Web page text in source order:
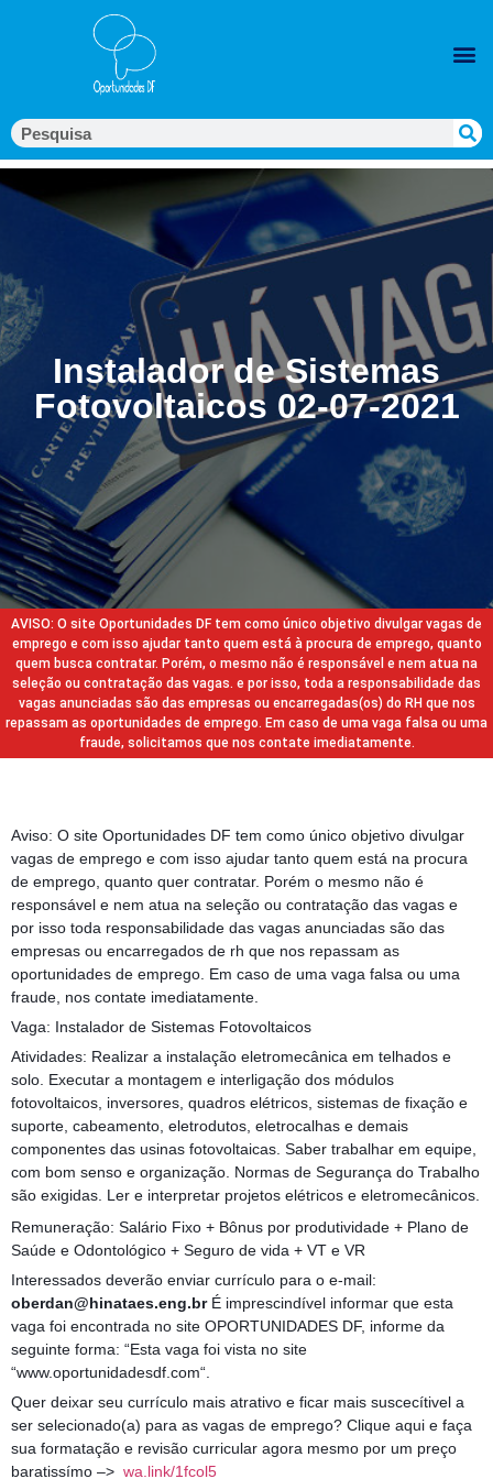
Instalador de Sistemas
Fotovoltaicos 02-07-2021
AVISO: O site Oportunidades DF tem como único objetivo divulgar vagas de
emprego e com isso ajudar tanto quem está à procura de emprego, quanto
quem busca contratar. Porém, o mesmo não é responsável e nem atua na
seleção ou contratação das vagas. e por isso, toda a responsabilidade das
vagas anunciadas são das empresas ou encarregadas(os) do RH que nos
repassam as oportunidades de emprego. Em caso de uma vaga falsa ou uma
fraude, solicitamos que nos contate imediatamente.
Aviso: O site Oportunidades DF tem como único objetivo divulgar
vagas de emprego e com isso ajudar tanto quem está na procura
de emprego, quanto quer contratar. Porém o mesmo não é
responsável e nem atua na seleção ou contratação das vagas e
por isso toda responsabilidade das vagas anunciadas são das
empresas ou encarregados de rh que nos repassam as
oportunidades de emprego. Em caso de uma vaga falsa ou uma
fraude, nos contate imediatamente.
Vaga: Instalador de Sistemas Fotovoltaicos
Atividades: Realizar a instalação eletromecânica em telhados e
solo. Executar a montagem e interligação dos módulos
fotovoltaicos, inversores, quadros elétricos, sistemas de fixação e
suporte, cabeamento, eletrodutos, eletrocalhas e demais
componentes das usinas fotovoltaicas. Saber trabalhar em equipe,
com bom senso e organização. Normas de Segurança do Trabalho
são exigidas. Ler e interpretar projetos elétricos e eletromecânicos.
Remuneração: Salário Fixo + Bônus por produtividade + Plano de
Saúde e Odontológico + Seguro de vida + VT e VR
Interessados deverão enviar currículo para o e-mail:
oberdan@hinataes.eng.brÉ imprescindível informar que esta
vaga foi encontrada no site OPORTUNIDADES DF, informe da
seguinte forma: “Esta vaga foi vista no site
“www.oportunidadesdf.com“.
Quer deixar seu currículo mais atrativo e ficar mais suscecítivel a
ser selecionado(a) para as vagas de emprego? Clique aqui e faça
sua formatação e revisão curricular agora mesmo por um preço
baratissímo –> wa.link/1fcol5